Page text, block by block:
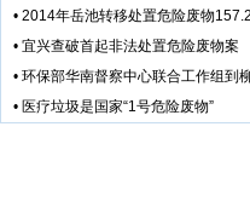
• 2014年岳池转移处置危险废物
• 宜兴查破首起非法处置危险废物案
• 环保部华南督察中心联合工作组到
• 医疗垃圾是国家“1号危险废物”